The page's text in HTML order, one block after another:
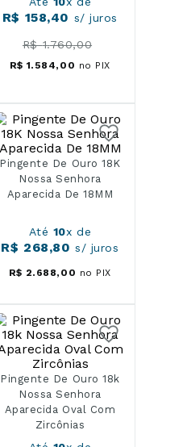
R$ 158,40 s/ juros
R$ 1.760,00
R$ 1. 584, 00 no PIX
Pingente De Ouro 18K
Nossa Senhora
Aparecida De 18MM
Até 10x de
R$ 268,80 s/ juros
R$ 2. 688, 00 no PIX
Pingente De Ouro 18k
Nossa Senhora
Aparecida Oval Com
Zircônias